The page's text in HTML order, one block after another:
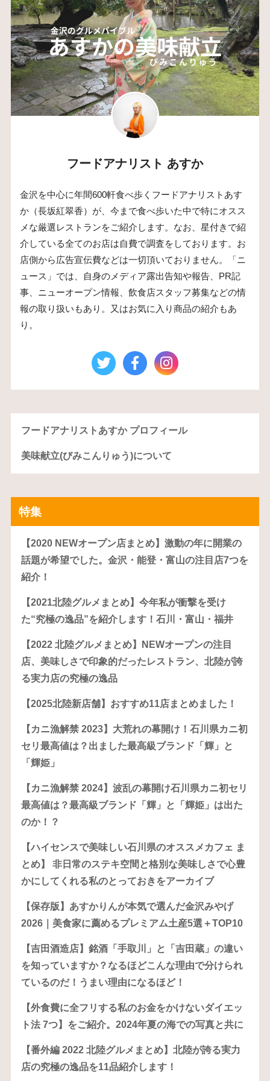
フードアナリスト あすか
金沢を中心に年間600軒食べ歩くフードアナリストあす
か（長坂紅翠香）が、今まで食べ歩いた中で特にオスス
メな厳選レストランをご紹介します。なお、星付きで紹
介している全てのお店は自費で調査をしております。お
店側から広告宣伝費などは一切頂いておりません。「ニ
ュース」では、自身のメディア露出告知や報告、PR記
事、ニューオープン情報、飲食店スタッフ募集などの情
報の取り扱いもあり。又はお気に入り商品の紹介もあ
り。
フードアナリストあすか プロフィール
美味献立(びみこんりゅう)について
特集
【2020 NEWオープン店まとめ】激動の年に開業の
話題が希望でした。金沢・能登・富山の注目店7つを
紹介！
【2021北陸グルメまとめ】今年私が衝撃を受け
た“究極の逸品”を紹介します！石川・富山・福井
【2022 北陸グルメまとめ】NEWオープンの注目
店、美味しさで印象的だったレストラン、北陸が誇
る実力店の究極の逸品
【2025北陸新店舗】おすすめ11店まとめました！
【カニ漁解禁 2023】大荒れの幕開け！石川県カニ初
セリ最高値は？出ました最高級ブランド「輝」と
「輝姫」
【カニ漁解禁 2024】波乱の幕開け石川県カニ初セリ
最高値は？最高級ブランド「輝」と「輝姫」は出た
のか！？
【ハイセンスで美味しい石川県のオススメカフェ ま
とめ】 非日常のステキ空間と格別な美味しさで心豊
かにしてくれる私のとっておきをアーカイブ
【保存版】あすかりんが本気で選んだ金沢みやげ
2026｜美食家に薦めるプレミアム土産5選＋TOP10
【吉田酒造店】銘酒「手取川」と「吉田蔵」の違い
を知っていますか？なるほどこんな理由で分けられ
ているのだ！うまい理由になるほど！
【外食費に全フリする私のお金をかけないダイエッ
ト法 7つ】をご紹介。2024年夏の海での写真と共に
【番外編 2022 北陸グルメまとめ】北陸が誇る実力
店の究極の逸品を11品紹介します！